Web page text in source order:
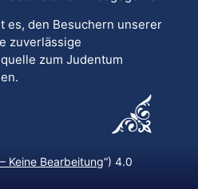
es, den Besuchern unserer
zuverlässige
zum Judentum
Keine Bearbeitung“) 4.0